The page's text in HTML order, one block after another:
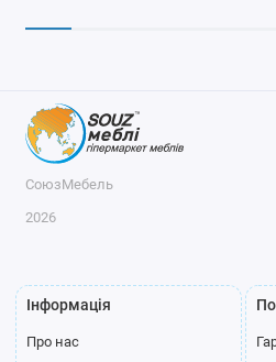
СоюзМебель
2026
Інформація
Про нас